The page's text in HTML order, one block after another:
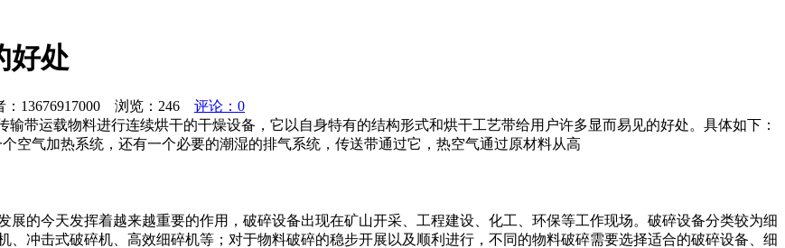
好处
13676917000 浏览： 246
评论：0
输带运载物料进行连续烘干的干燥设备，它以自身特有的结构形式和烘干工艺带给用户许多显而易见的好处。具体如下：
空气加热系统，还有一个必要的潮湿的排气系统，传送带通过它，热空气通过原材料从高
的今天发挥着越来越重要的作用，破碎设备出现在矿山开采、工程建设、化工、环保等工作现场。破碎设备分类较为细
冲击式破碎机、高效细碎机等；对于物料破碎的稳步开展以及顺利进行，不同的物料破碎需要选择适合的破碎设备、细